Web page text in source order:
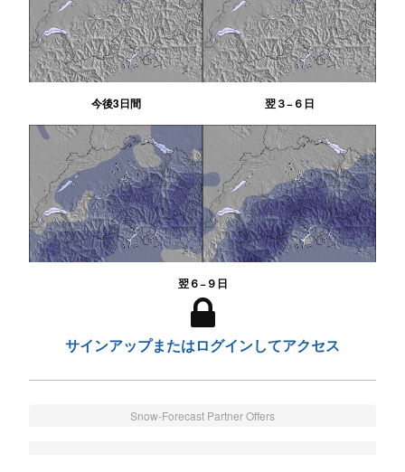
今後3日間 翌３−６日
翌６−９日
サインアップまたはログインしてアクセス
Snow-Forecast Partner Offers